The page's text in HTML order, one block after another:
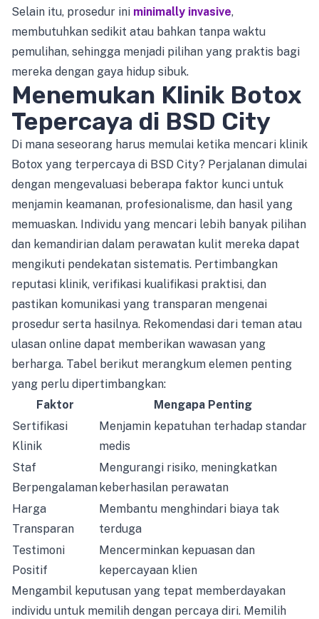
Selain itu, prosedur ini minimally invasive,
membutuhkan sedikit atau bahkan tanpa waktu
pemulihan, sehingga menjadi pilihan yang praktis bagi
mereka dengan gaya hidup sibuk.
Menemukan Klinik Botox
Tepercaya di BSD City
Di mana seseorang harus memulai ketika mencari klinik
Botox yang terpercaya di BSD City? Perjalanan dimulai
dengan mengevaluasi beberapa faktor kunci untuk
menjamin keamanan, profesionalisme, dan hasil yang
memuaskan. Individu yang mencari lebih banyak pilihan
dan kemandirian dalam perawatan kulit mereka dapat
mengikuti pendekatan sistematis. Pertimbangkan
reputasi klinik, verifikasi kualifikasi praktisi, dan
pastikan komunikasi yang transparan mengenai
prosedur serta hasilnya. Rekomendasi dari teman atau
ulasan online dapat memberikan wawasan yang
berharga. Tabel berikut merangkum elemen penting
yang perlu dipertimbangkan:
Faktor
Mengapa Penting
Sertifikasi
Klinik
Menjamin kepatuhan terhadap standar
medis
Staf
Berpengalaman
Mengurangi risiko, meningkatkan
keberhasilan perawatan
Harga
Transparan
Membantu menghindari biaya tak
terduga
Testimoni
Positif
Mencerminkan kepuasan dan
kepercayaan klien
Mengambil keputusan yang tepat memberdayakan
individu untuk memilih dengan percaya diri. Memilih